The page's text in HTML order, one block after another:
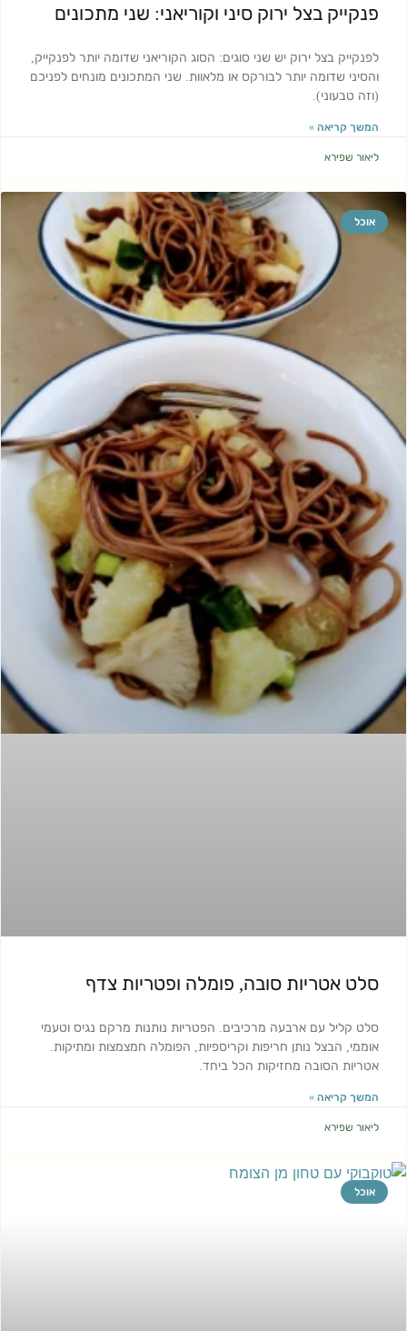
פנקייק בצל ירוק סיני וקוריאני: שני מתכונים
לפנקייק בצל ירוק יש שני סוגים: הסוג הקוריאני שדומה יותר לפנקייק,
והסיני שדומה יותר לבורקס או מלאוות. שני המתכונים מונחים לפניכם
(וזה טבעוני).
המשך קריאה »
ליאור שפירא
אוכל
סלט אטריות סובה, פומלה ופטריות צדף
סלט קליל עם ארבעה מרכיבים. הפטריות נותנות מרקם נגיס וטעמי
אוממי, הבצל נותן חריפות וקריספיות, הפומלה חמצמצות ומתיקות.
אטריות הסובה מחזיקות הכל ביחד.
המשך קריאה »
ליאור שפירא
אוכל